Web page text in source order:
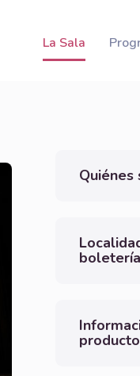
La Sala
Quiénes
boletería